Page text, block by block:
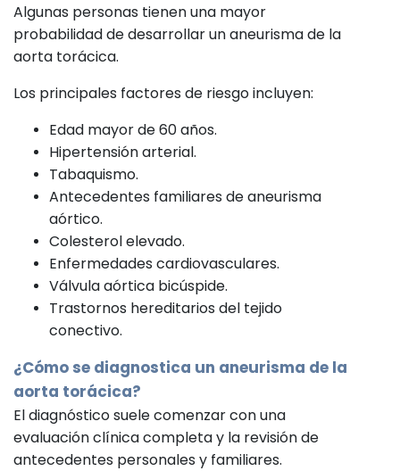
Algunas personas tienen una mayor
probabilidad de desarrollar un aneurisma de la
aorta torácica.
Los principales factores de riesgo incluyen:
Edad mayor de 60 años.
Hipertensión arterial.
Tabaquismo.
Antecedentes familiares de aneurisma
aórtico.
Colesterol elevado.
Enfermedades cardiovasculares.
Válvula aórtica bicúspide.
Trastornos hereditarios del tejido
conectivo.
¿Cómo se diagnostica un aneurisma de la
aorta torácica?
El diagnóstico suele comenzar con una
evaluación clínica completa y la revisión de
antecedentes personales y familiares.